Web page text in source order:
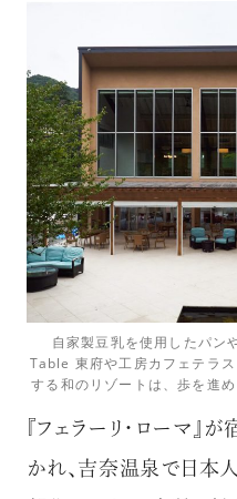
自家製豆乳を使用したパ
Table 東府や工房カフェテラ
する和のリゾートは、歩を進
『フェラーリ・ローマ』
かれ、吉奈温泉で日本